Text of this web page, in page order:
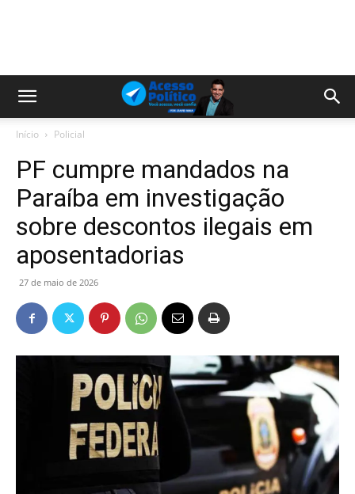
Início Policial
PF cumpre mandados na
Paraíba em investigação
sobre descontos ilegais em
aposentadorias
27 de maio de 2026